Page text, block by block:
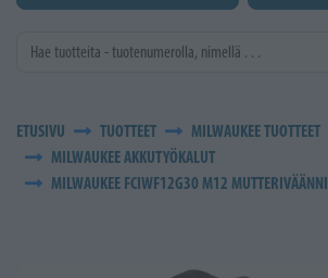
ETUSIVU TUOTTEET
MILWAUKEE TUOTTEET
MILWAUKEE AKKUTYÖKALUT
MILWAUKEE FCIWF12G30 M12